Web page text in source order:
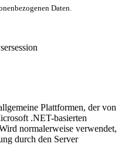
Daten.
Plattformen, der von
.NET-basierten
normalerweise verwendet,
durch den Server